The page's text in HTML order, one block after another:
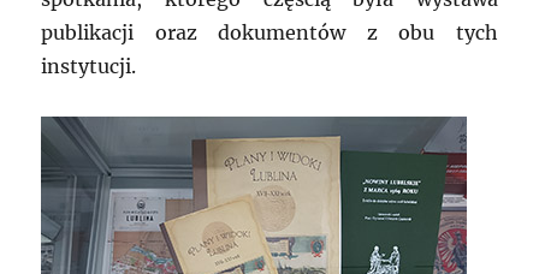
publikacji oraz dokumentów z obu tych
instytucji.